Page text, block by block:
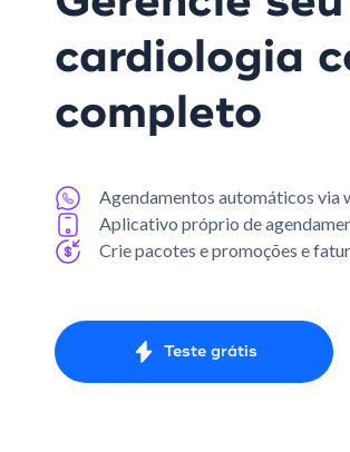
cardiologia
completo
Agendamentos automáticos via
Aplicativo próprio de
Crie pacotes e promoções e
Teste grátis